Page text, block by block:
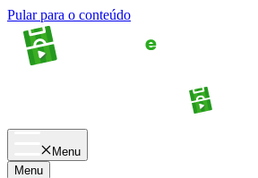
Pular para o conteúdo
Menu
Menu